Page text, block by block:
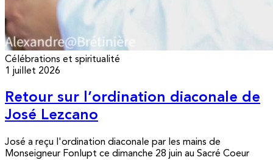
Célébrations et spiritualité
1 juillet 2026
Retour sur l’ordination diaconale de
José Lezcano
José a reçu l'ordination diaconale par les mains de
Monseigneur Fonlupt ce dimanche 28 juin au Sacré Coeur